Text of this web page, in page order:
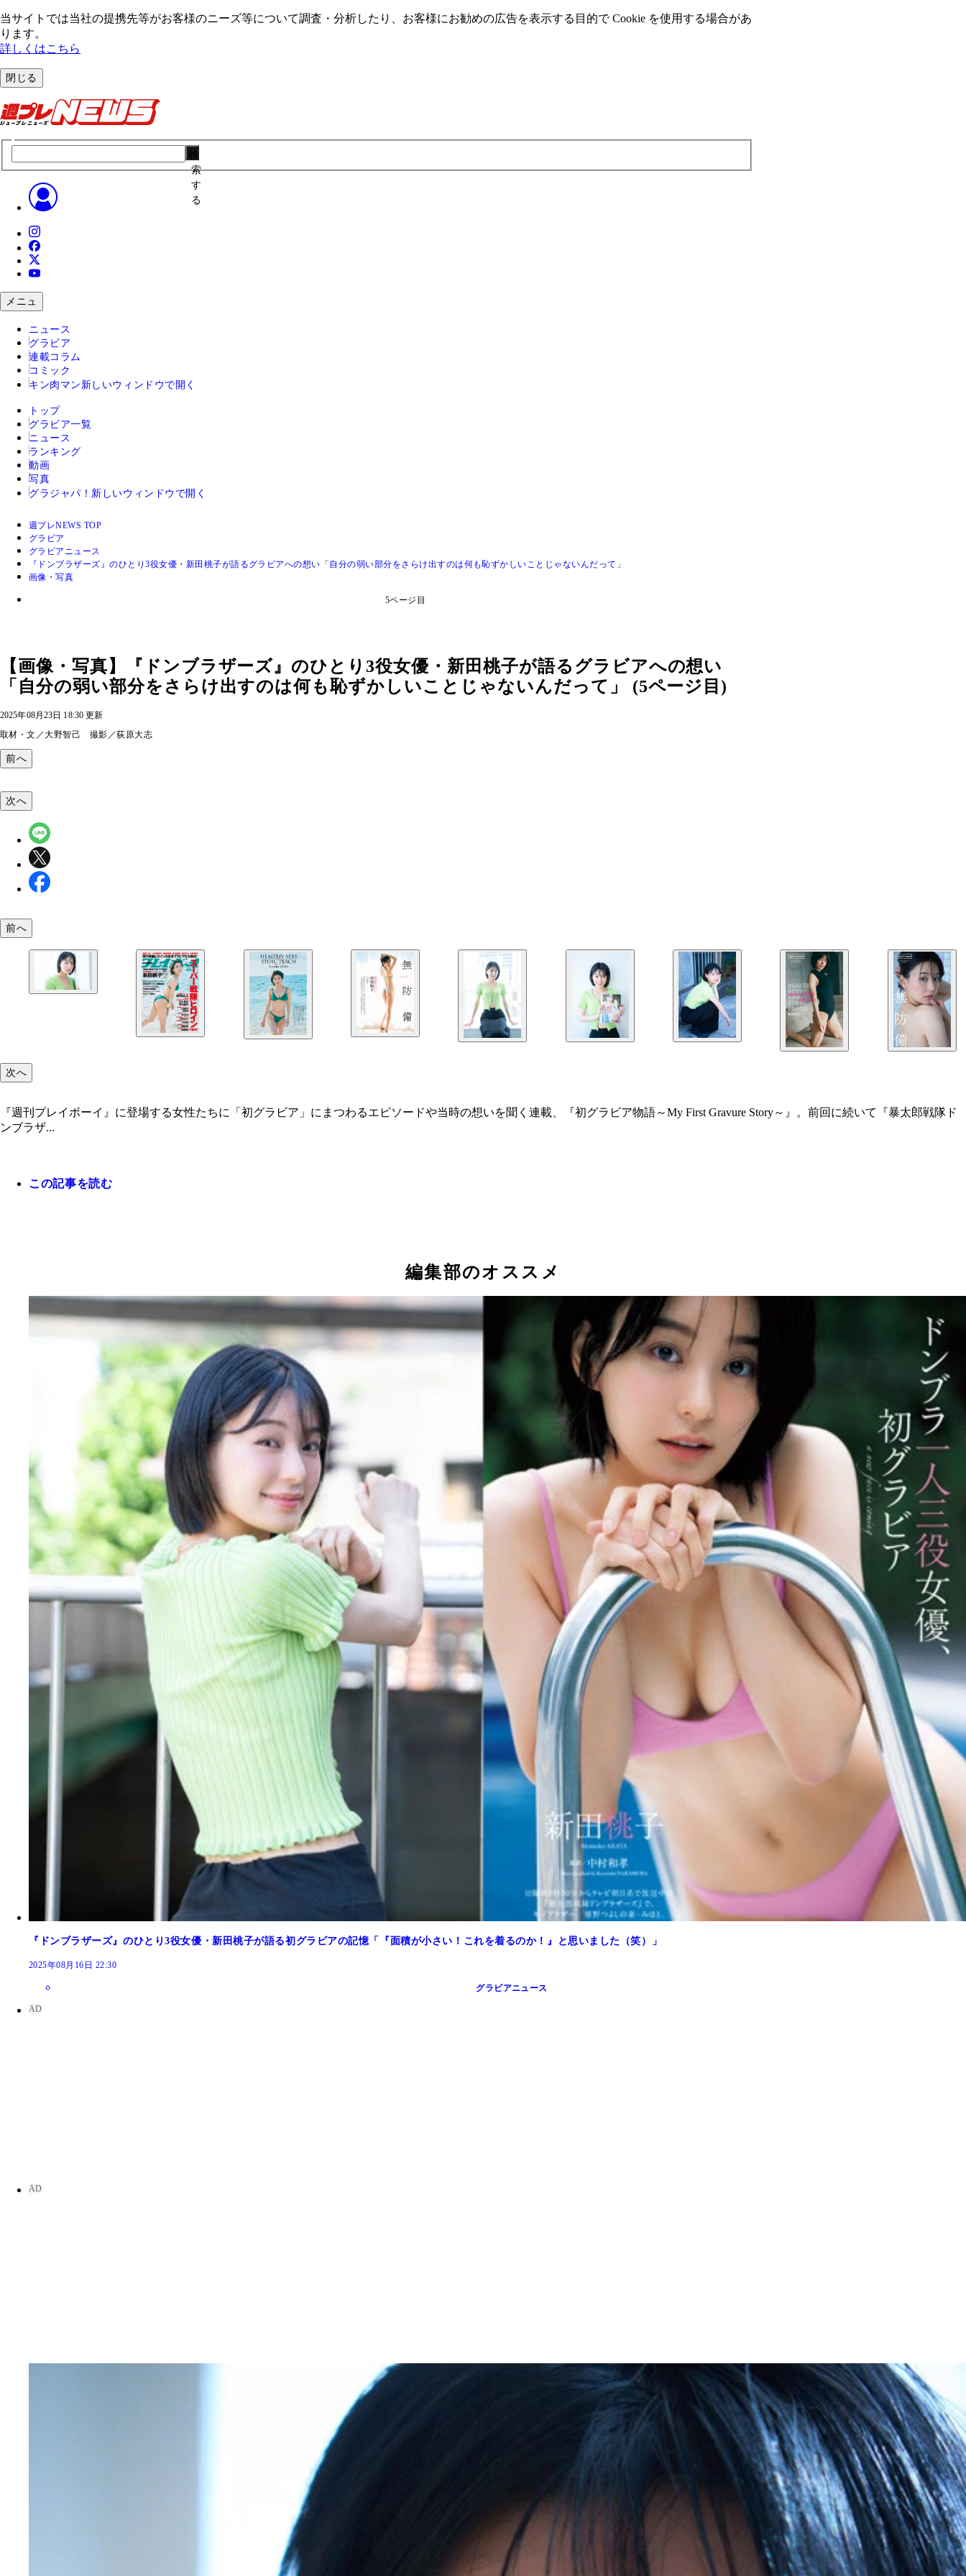
当サイトでは当社の提携先等がお客様のニーズ等について調査・分析したり、お客様にお勧めの広告を表⽰する⽬的で Cookie を使⽤する場合があ
ります。
詳しくはこちら
閉じる
索
す
る
メニュ
ニュース
グラビア
連載コラム
コミック
キン肉マン 新しいウィンドウで開く
トップ
グラビア一覧
ニュース
ランキング
動画
写真
グラジャパ！ 新しいウィンドウで開く
週プレNEWS TOP
グラビア
グラビアニュース
『ドンブラザーズ』のひとり3役女優・新田桃子が語るグラビアへの想い「自分の弱い部分をさらけ出すのは何も恥ずかしいことじゃないんだって」
画像・写真
5ページ目
【画像・写真】『ドンブラザーズ』のひとり3役女優・新田桃子が語るグラビアへの想い
「自分の弱い部分をさらけ出すのは何も恥ずかしいことじゃないんだって」 (5ページ目)
2025年08月23日 18:30 更新
取材・文／大野智己 撮影／荻原大志
前へ
『HEALTHY SEXY AND STOIC PEACH』 撮影／三瓶康友 価格／1,100円（税込） 本作は、彼女自身3度目（週プレでは2度目）となるグラビアを収録した一冊。沖縄を舞台に
識を意識する」などの難しいテーマに挑戦。女優として大きな一歩を踏み出した今ならではの、ピュアでストレートな表現力に目を奪われる。
『無防備』 撮影／佐藤容平 価格／1,100円（税込） テーマは、彼女と同棲しているような親しみやすさ。あたたかな光に包まれたベッドシーン、大胆に濡れるお風呂シーンに
笑顔あふれる食事シーンも……。もしも新田桃子と一緒に過ごしたら？ そんな距離感を感じていただければ。
次へ
前へ
次へ
『週刊プレイボーイ』に登場する女性たちに「初グラビア」にまつわるエピソードや当時の想いを聞く連載、『初グラビア物語～My First Gravure Story～』。前回に続いて『暴太郎戦隊ド
ンブラザ...
この記事を読む
編集部のオススメ
『ドンブラザーズ』のひとり3役女優・新田桃子が語る初グラビアの記憶「『面積が小さい！これを着るのか！』と思いました（笑）」
2025年08月16日 22:30
グラビアニュース